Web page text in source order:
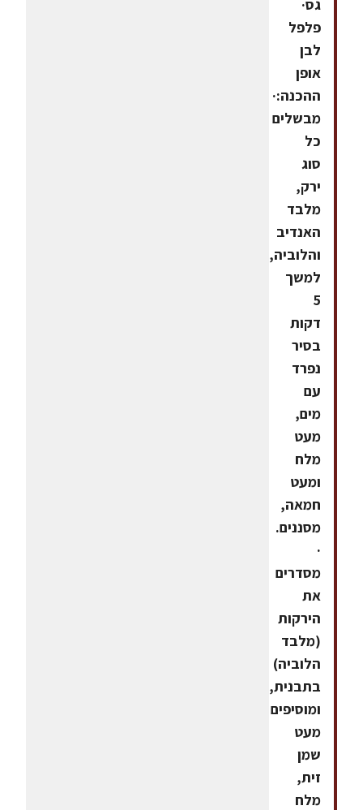
גס·
פלפל
לבן
אופן
ההכנה:·
מבשלים
כל
סוג
ירק,
מלבד
האנדיב
והלוביה,
למשך
5
דקות
בסיר
נפרד
עם
מים,
מעט
מלח
ומעט
חמאה,
מסננים.
·
מסדרים
את
הירקות
(מלבד
הלוביה)
בתבנית,
ומוסיפים
מעט
שמן
זית,
מלח